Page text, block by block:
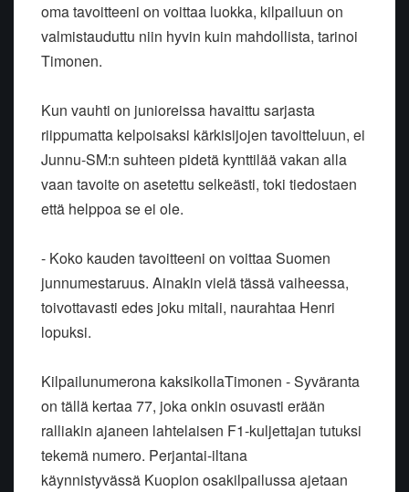
oma tavoitteeni on voittaa luokka, kilpailuun on
valmistauduttu niin hyvin kuin mahdollista, tarinoi
Timonen.
Kun vauhti on junioreissa havaittu sarjasta
riippumatta kelpoisaksi kärkisijojen tavoitteluun, ei
Junnu-SM:n suhteen pidetä kynttilää vakan alla
vaan tavoite on asetettu selkeästi, toki tiedostaen
että helppoa se ei ole.
- Koko kauden tavoitteeni on voittaa Suomen
junnumestaruus. Ainakin vielä tässä vaiheessa,
toivottavasti edes joku mitali, naurahtaa Henri
lopuksi.
Kilpailunumerona kaksikollaTimonen - Syväranta
on tällä kertaa 77, joka onkin osuvasti erään
ralliakin ajaneen lahtelaisen F1-kuljettajan tutuksi
tekemä numero. Perjantai-iltana
käynnistyvässä Kuopion osakilpailussa ajetaan